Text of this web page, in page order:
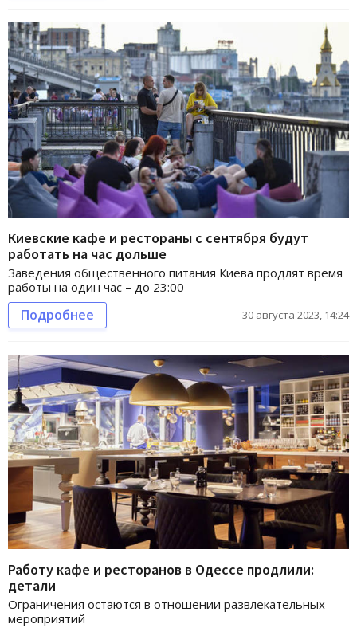
Киевские кафе и рестораны с сентября будут
работать на час дольше
Заведения общественного питания Киева продлят время
работы на один час – до 23:00
Подробнее 30 августа 2023, 14:24
Работу кафе и ресторанов в Одессе продлили:
детали
Ограничения остаются в отношении развлекательных
мероприятий